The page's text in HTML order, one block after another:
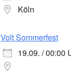
Köln
Volt Sommerfest
19.09. / 00:00